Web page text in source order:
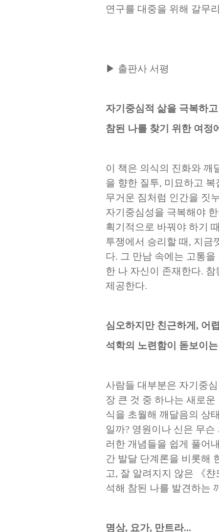
연구를 대중을 위해 갈무
▶ 출판사 서평
자기중심적 삶을 극복하고
참된 나를 찾기 위한 여정
이 책은 의식의 진화와 깨
을 향한 질투, 미묘하고 복
무거운 짐처럼 인간을 짓
자기중심성을 극복해야
획기적으로 바꿔야 하기
투쟁에서 승리할 때 , 지금
다. 그 만남 속에는 고통
한 나 자신이 존재한다. 참
제공한다.
심오하지만 친근하게 , 어
석학의 노련함이 돋보이
사람들 대부분은 자기중
장 큰 것 중 하나는 새로
식을 초월해 깨달음의 상
일까? 영원이나 신은 무슨
러한 개념들을 쉽게 풀어
간 발달 단계론을 비롯해
고, 잘 알려지지 않은 《챤
석해 참된 나를 발견하는
명상, 요가, 만트라...